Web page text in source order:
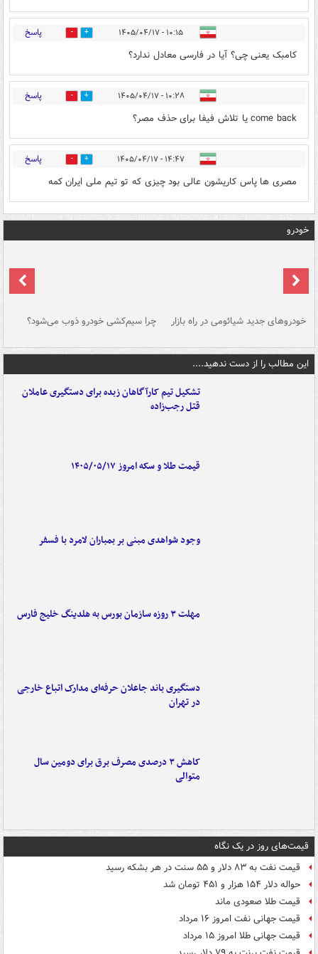
۱۰:۱۵ - ۱۴۰۵/۰۴/۱۷ 0 پاسخ
کامبک یعنی چی؟ آیا در فارسی معادل ندارد؟
۱۰:۲۸ - ۱۴۰۵/۰۴/۱۷ 0 پاسخ
come back یا تلاش فیفا برای حذف مصر؟
۱۴:۴۷ - ۱۴۰۵/۰۴/۱۷ 0 پاسخ
مصری ها پاس ‌کاریشون عالی بود چیزی که تو تیم ملی ایران کمه
خودرو
خودروهای جدید شیائومی در راه بازار چرا سیم‌کشی خودرو ذوب می‌شود؟
این مطالب را از دست ندهید....
تشکیل تیم کارآگاهان زبده برای دستگیری عاملان
قتل رجب‌زاده
قیمت طلا و سکه امروز ۱۴۰۵/۰۵/۱۷
وجود شواهدی مبنی بر بمباران لامرد با فسفر
مهلت ۳ روزه سازمان بورس به هلدینگ خلیج فارس
دستگیری باند جاعلان حرفه‌ای مدارک اتباع خارجی
در تهران
کاهش ۳ درصدی مصرف برق برای دومین سال
متوالی
قیمت‌های روز در یک نگاه
قیمت نفت به ۸۳ دلار و ۵۵ سنت در هر بشکه رسید
حواله دلار ۱۵۴ هزار و ۴۵۱ تومان شد
قیمت طلا صعودی ماند
قیمت جهانی نفت امروز ۱۶ مرداد
قیمت جهانی طلا امروز ۱۵ مرداد